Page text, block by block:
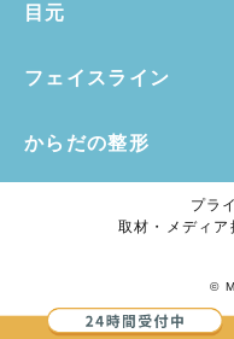
目元
フェイスライン
からだの整形
プラ
取材・メディ
©